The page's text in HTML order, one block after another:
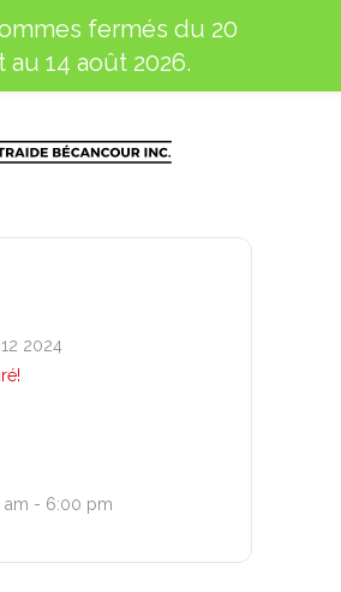
2024
am - 6:00 pm
fermés du 20
14 août 2026.